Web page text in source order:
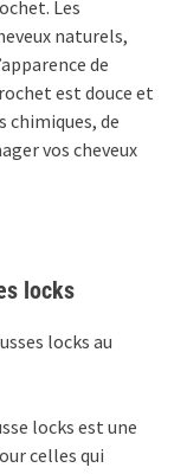
Les
naturels,
de
est douce et
chimiques, de
vos cheveux
locks
locks au
locks est une
celles qui